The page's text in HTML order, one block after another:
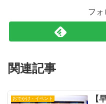
フォ
関連記事
おでかけ・イベント
【